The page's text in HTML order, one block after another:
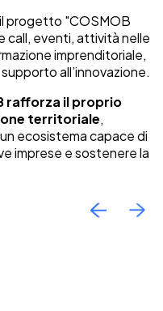
progetto "COSMOB
call, eventi, attività nelle
imprenditoriale,
all’innovazione.
rafforza il proprio
territoriale,
ecosistema capace di
imprese e sostenere la